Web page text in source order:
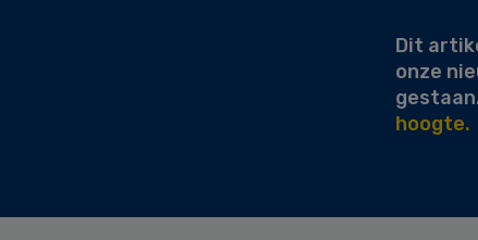
Dit
onze
hoogte.